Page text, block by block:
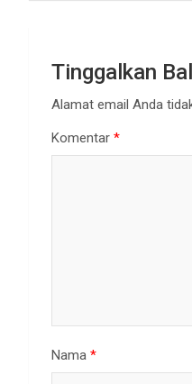
Tinggalkan
Alamat email Anda
Komentar *
Nama *